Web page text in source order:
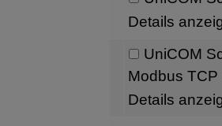
Details
UniCOM
Modbus TCP
Details